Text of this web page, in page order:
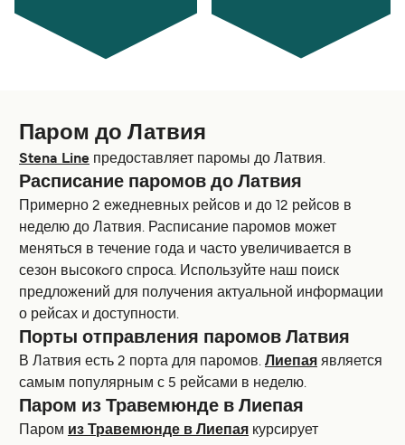
Паром до Латвия
Stena Line предоставляет паромы до Латвия.
Расписание паромов до Латвия
Примерно 2 ежедневных рейсов и до 12 рейсов в
неделю до Латвия. Расписание паромов может
меняться в течение года и часто увеличивается в
сезон высокoго спроса. Используйте наш поиск
предложений для получения актуальной информации
о рейсах и доступности.
Порты отправления паромов Латвия
В Латвия есть 2 порта для паромов. Лиепая является
самым популярным с 5 рейсами в неделю.
Паром из Травемюнде в Лиепая
Паром из Травемюнде в Лиепая
курсирует